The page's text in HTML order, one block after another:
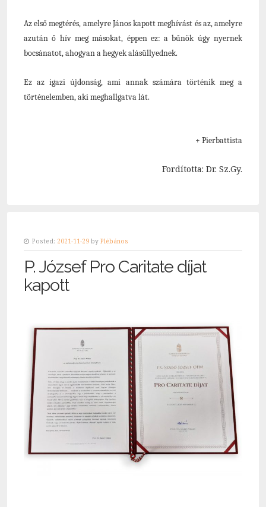
Az első megtérés, amelyre János kapott meghívást és az, amelyre
azután ő hív meg másokat, éppen ez: a bűnök úgy nyernek
bocsánatot, ahogyan a hegyek alásüllyednek.
Ez az igazi újdonság, ami annak számára történik meg a
történelemben, aki meghallgatva lát.
+ Pierbattista
Fordította: Dr. Sz.Gy.
Posted: 2021-11-29 by Plébános
P. József Pro Caritate díjat
kapott